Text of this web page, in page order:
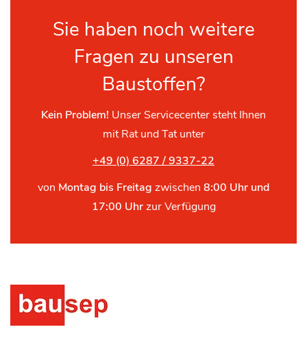
Sie haben noch weitere
Fragen zu unseren
Baustoffen?
Kein Problem! Unser Servicecenter steht Ihnen
mit Rat und Tat unter
+49 (0) 6287 / 9337-22
von Montag bis Freitag zwischen 8:00 Uhr und
17:00 Uhrzur Verfügung